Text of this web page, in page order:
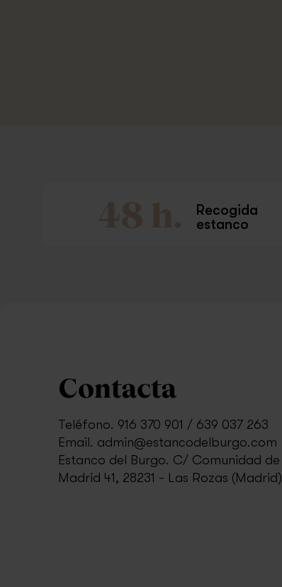
Recogida
estanco
Contacta
Teléfono. 916 370 901 / 639 037 263
Email. admin@estancodelburgo.com
Estanco del Burgo. C/ Comunidad de
Madrid 41, 28231 - Las Rozas (Madrid)